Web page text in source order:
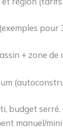
pour
+ zone
budget
manuel/